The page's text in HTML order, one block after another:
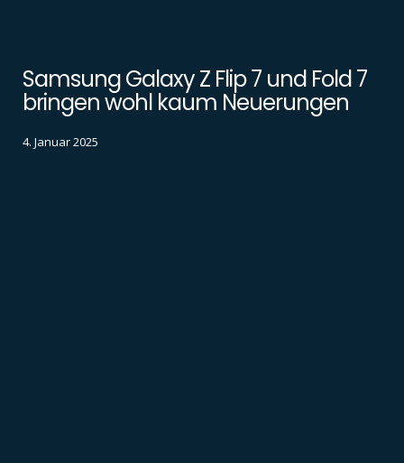
Samsung Galaxy Z Flip 7 und Fold 7
bringen wohl kaum Neuerungen
4. Januar 2025